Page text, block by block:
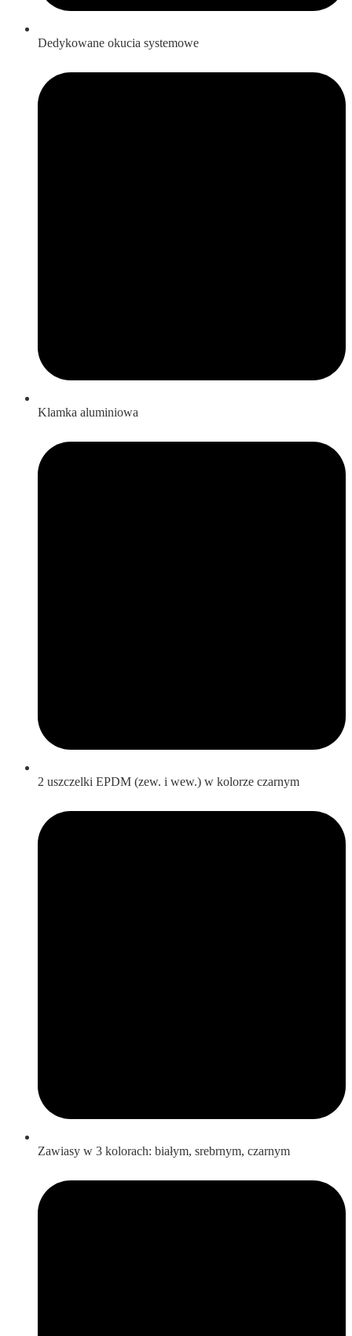
Dedykowane okucia systemowe
Klamka aluminiowa
2 uszczelki EPDM (zew. i wew.) w kolorze czarnym
Zawiasy w 3 kolorach: białym, srebrnym, czarnym